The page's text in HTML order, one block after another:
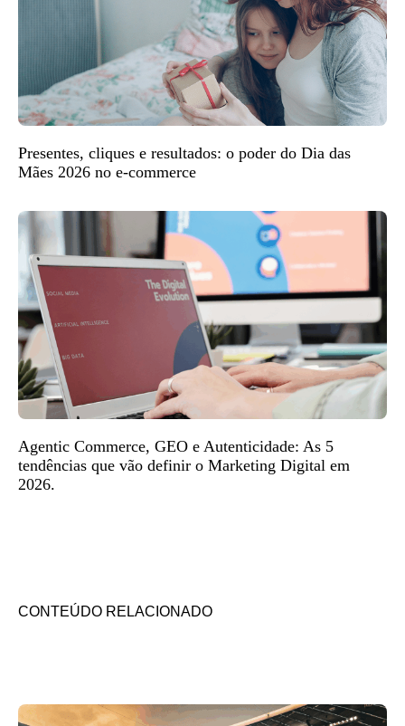
Presentes, cliques e resultados: o poder do Dia das
Mães 2026 no e-commerce
Agentic Commerce, GEO e Autenticidade: As 5
tendências que vão definir o Marketing Digital em
2026.
CONTEÚDO RELACIONADO